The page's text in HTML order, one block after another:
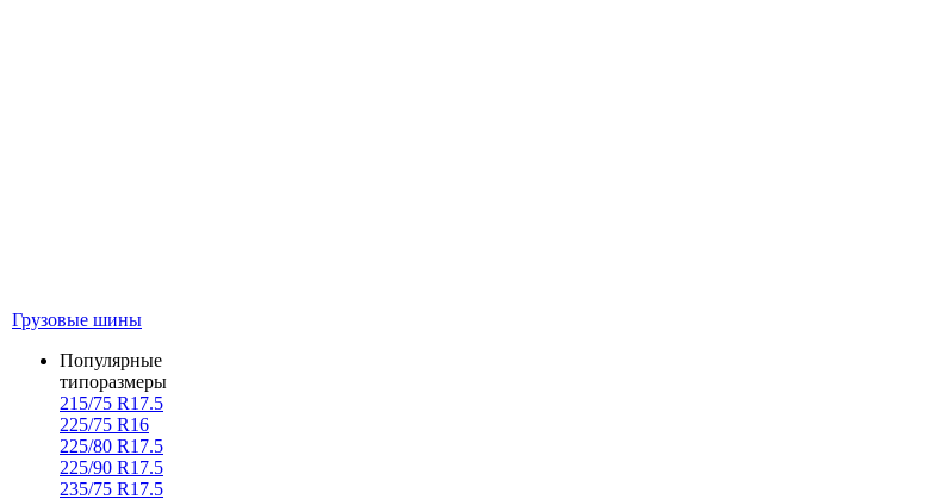
Грузовые шины
Популярные
типоразмеры
215/75 R17.5
225/75 R16
225/80 R17.5
225/90 R17.5
235/75 R17.5